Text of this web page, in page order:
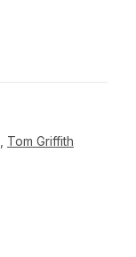
Tom Griffith